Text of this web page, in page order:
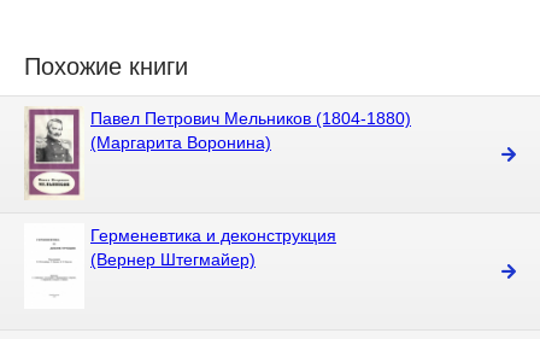
Похожие книги
Павел Петрович Мельников (1804-1880)
(Маргарита Воронина)
Герменевтика и деконструкция
(Вернер Штегмайер)